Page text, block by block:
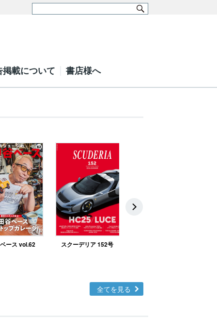
掲載について 書店様へ
ース vol.62 スクーデリア 152号
全てを見る